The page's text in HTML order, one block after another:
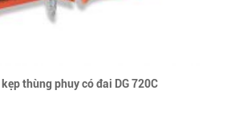
kẹp thùng phuy có đai DG 720C